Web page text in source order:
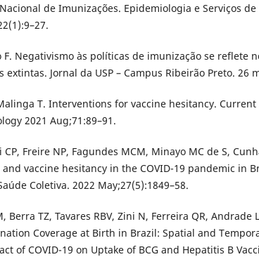
de Imunizações. Epidemiologia e Serviços de
F. Negativismo às políticas de imunização se reflete
extintas. Jornal da USP – Campus Ribeirão Preto. 26
T. Interventions for vaccine hesitancy.
2021 Aug;71:89–91.
CP, Freire NP, Fagundes MCM, Minayo MC de S,
and vaccine hesitancy in the COVID-19 pandemic in
Coletiva. 2022 May;27(5):1849–58.
Berra TZ, Tavares RBV, Zini N, Ferreira QR, Andrade
Coverage at Birth in Brazil: Spatial and
of COVID-19 on Uptake of BCG and Hepatitis B